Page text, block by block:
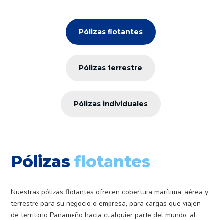
Pólizas flotantes
Pólizas terrestre
Pólizas individuales
Pólizas flotantes
Nuestras pólizas flotantes ofrecen cobertura marítima, aérea y
terrestre para su negocio o empresa, para cargas que viajen
de territorio Panameño hacia cualquier parte del mundo, al